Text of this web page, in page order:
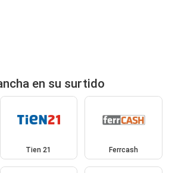
en su surtido
Tien 21 Ferrcash